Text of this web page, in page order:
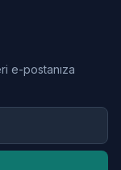
e-postanıza